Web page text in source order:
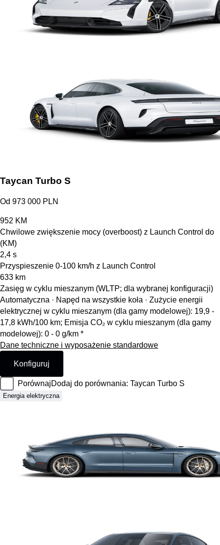
Taycan Turbo S
Od 973 000 PLN
952 KM
Chwilowe zwiększenie mocy (overboost) z Launch Control do
(KM)
2,4 s
Przyspieszenie 0-100 km/h z Launch Control
633 km
Zasięg w cyklu mieszanym (WLTP; dla wybranej konfiguracji)
Automatyczna · Napęd na wszystkie koła · Zużycie energii
elektrycznej w cyklu mieszanym (dla gamy modelowej): 19,9 -
17,8 kWh/100 km; Emisja CO₂ w cyklu mieszanym (dla gamy
modelowej): 0 - 0 g/km *
Dane techniczne i wyposażenie standardowe
Konfiguruj
PorównajDodaj do porównania: Taycan Turbo S
Energia elektryczna